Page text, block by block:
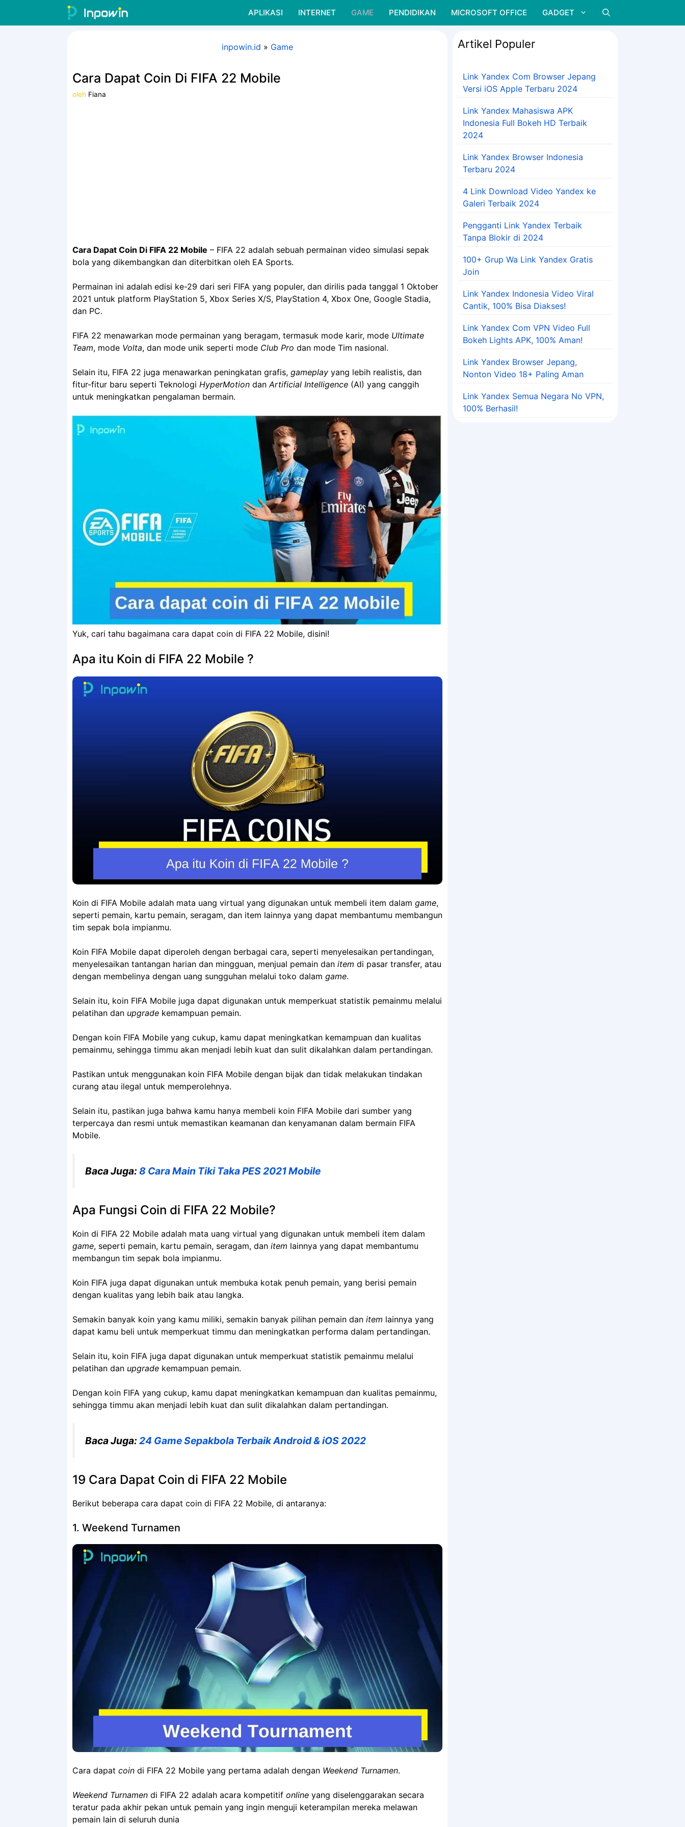
APLIKASI INTERNET GAME PENDIDIKAN MICROSOFT OFFICE GADGET
inpowin.id » Game
Cara Dapat Coin Di FIFA 22 Mobile
oleh Fiana
Cara Dapat Coin Di FIFA 22 Mobile – FIFA 22 adalah sebuah permainan video simulasi sepak
bola yang dikembangkan dan diterbitkan oleh EA Sports.
Permainan ini adalah edisi ke-29 dari seri FIFA yang populer, dan dirilis pada tanggal 1 Oktober
2021 untuk platform PlayStation 5, Xbox Series X/S, PlayStation 4, Xbox One, Google Stadia,
dan PC.
FIFA 22 menawarkan mode permainan yang beragam, termasuk mode karir, mode Ultimate
Team, mode Volta, dan mode unik seperti mode Club Pro dan mode Tim nasional.
Selain itu, FIFA 22 juga menawarkan peningkatan grafis, gameplay yang lebih realistis, dan
fitur-fitur baru seperti Teknologi HyperMotion dan Artificial Intelligence (AI) yang canggih
untuk meningkatkan pengalaman bermain.
Yuk, cari tahu bagaimana cara dapat coin di FIFA 22 Mobile, disini!
Apa itu Koin di FIFA 22 Mobile ?
Koin di FIFA Mobile adalah mata uang virtual yang digunakan untuk membeli item dalam game,
seperti pemain, kartu pemain, seragam, dan item lainnya yang dapat membantumu membangun
tim sepak bola impianmu.
Koin FIFA Mobile dapat diperoleh dengan berbagai cara, seperti menyelesaikan pertandingan,
menyelesaikan tantangan harian dan mingguan, menjual pemain dan item di pasar transfer, atau
dengan membelinya dengan uang sungguhan melalui toko dalam game.
Selain itu, koin FIFA Mobile juga dapat digunakan untuk memperkuat statistik pemainmu melalui
pelatihan dan upgrade kemampuan pemain.
Dengan koin FIFA Mobile yang cukup, kamu dapat meningkatkan kemampuan dan kualitas
pemainmu, sehingga timmu akan menjadi lebih kuat dan sulit dikalahkan dalam pertandingan.
Pastikan untuk menggunakan koin FIFA Mobile dengan bijak dan tidak melakukan tindakan
curang atau ilegal untuk memperolehnya.
Selain itu, pastikan juga bahwa kamu hanya membeli koin FIFA Mobile dari sumber yang
terpercaya dan resmi untuk memastikan keamanan dan kenyamanan dalam bermain FIFA
Mobile.
Baca Juga: 8 Cara Main Tiki Taka PES 2021 Mobile
Apa Fungsi Coin di FIFA 22 Mobile?
Koin di FIFA 22 Mobile adalah mata uang virtual yang digunakan untuk membeli item dalam
game, seperti pemain, kartu pemain, seragam, dan item lainnya yang dapat membantumu
membangun tim sepak bola impianmu.
Koin FIFA juga dapat digunakan untuk membuka kotak penuh pemain, yang berisi pemain
dengan kualitas yang lebih baik atau langka.
Semakin banyak koin yang kamu miliki, semakin banyak pilihan pemain dan item lainnya yang
dapat kamu beli untuk memperkuat timmu dan meningkatkan performa dalam pertandingan.
Selain itu, koin FIFA juga dapat digunakan untuk memperkuat statistik pemainmu melalui
pelatihan dan upgrade kemampuan pemain.
Dengan koin FIFA yang cukup, kamu dapat meningkatkan kemampuan dan kualitas pemainmu,
sehingga timmu akan menjadi lebih kuat dan sulit dikalahkan dalam pertandingan.
Baca Juga: 24 Game Sepakbola Terbaik Android & iOS 2022
19 Cara Dapat Coin di FIFA 22 Mobile
Berikut beberapa cara dapat coin di FIFA 22 Mobile, di antaranya:
1. Weekend Turnamen
Cara dapat coin di FIFA 22 Mobile yang pertama adalah dengan Weekend Turnamen.
Weekend Turnamen di FIFA 22 adalah acara kompetitif online yang diselenggarakan secara
teratur pada akhir pekan untuk pemain yang ingin menguji keterampilan mereka melawan
pemain lain di seluruh dunia
Artikel Populer
Link Yandex Com Browser Jepang
Versi iOS Apple Terbaru 2024
Link Yandex Mahasiswa APK
Indonesia Full Bokeh HD Terbaik
2024
Link Yandex Browser Indonesia
Terbaru 2024
4 Link Download Video Yandex ke
Galeri Terbaik 2024
Pengganti Link Yandex Terbaik
Tanpa Blokir di 2024
100+ Grup Wa Link Yandex Gratis
Join
Link Yandex Indonesia Video Viral
Cantik, 100% Bisa Diakses!
Link Yandex Com VPN Video Full
Bokeh Lights APK, 100% Aman!
Link Yandex Browser Jepang,
Nonton Video 18+ Paling Aman
Link Yandex Semua Negara No VPN,
100% Berhasil!